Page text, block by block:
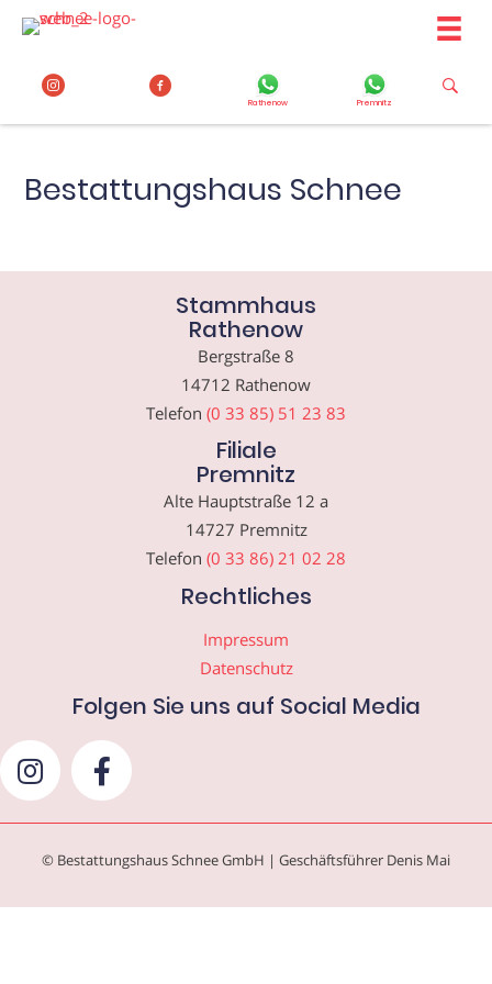
Zum
Inhalt
springen
Rathenow Premnitz
Bestattungshaus Schnee
Stammhaus
Rathenow
Bergstraße 8
14712 Rathenow
Telefon (0 33 85) 51 23 83
Filiale
Premnitz
Alte Hauptstraße 12 a
14727 Premnitz
Telefon (0 33 86) 21 02 28
Rechtliches
Impressum
Datenschutz
Folgen Sie uns auf Social Media
© Bestattungshaus Schnee GmbH | Geschäftsführer Denis Mai